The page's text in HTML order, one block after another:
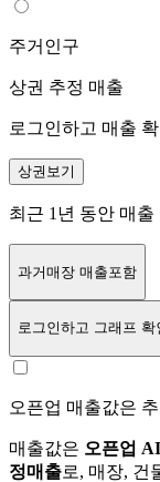
주거인구
상권 추정 매출
로그인하고 매출
상권보기
최근 1년 동안 매
과거매장 매출포함
로그인하고 그래프 확
오픈업 매출값은
매출값은 오픈업
정매출로, 매장, 건